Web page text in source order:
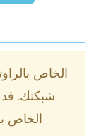
شبكتك.